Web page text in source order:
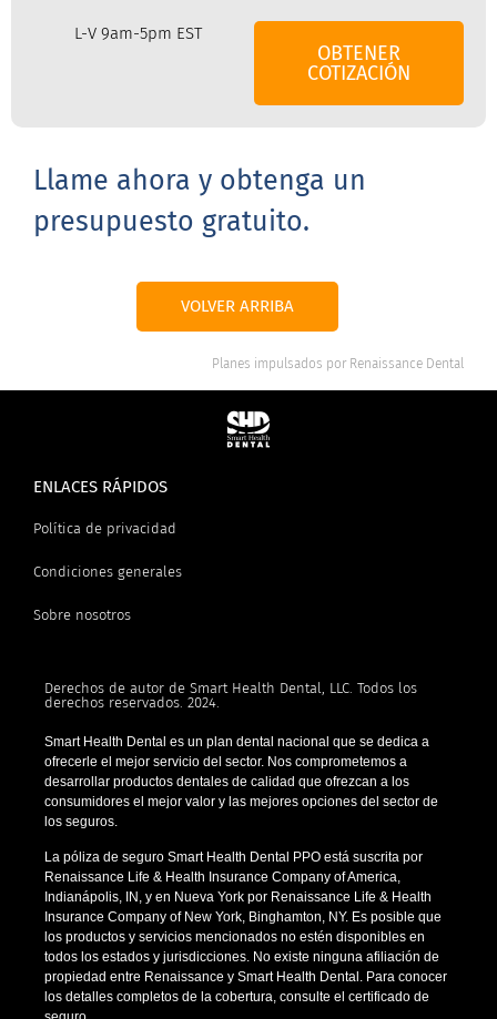
L-V 9am-5pm EST
OBTENER
COTIZACIÓN
Llame ahora y obtenga un
presupuesto gratuito.
VOLVER ARRIBA
Planes impulsados por Renaissance Dental
ENLACES RÁPIDOS
Política de privacidad
Condiciones generales
Sobre nosotros
Derechos de autor de Smart Health Dental, LLC. Todos los
derechos reservados. 2024.
Smart Health Dental es un plan dental nacional que se dedica a
ofrecerle el mejor servicio del sector. Nos comprometemos a
desarrollar productos dentales de calidad que ofrezcan a los
consumidores el mejor valor y las mejores opciones del sector de
los seguros.
La póliza de seguro Smart Health Dental PPO está suscrita por
Renaissance Life & Health Insurance Company of America,
Indianápolis, IN, y en Nueva York por Renaissance Life & Health
Insurance Company of New York, Binghamton, NY. Es posible que
los productos y servicios mencionados no estén disponibles en
todos los estados y jurisdicciones. No existe ninguna afiliación de
propiedad entre Renaissance y Smart Health Dental. Para conocer
los detalles completos de la cobertura, consulte el certificado de